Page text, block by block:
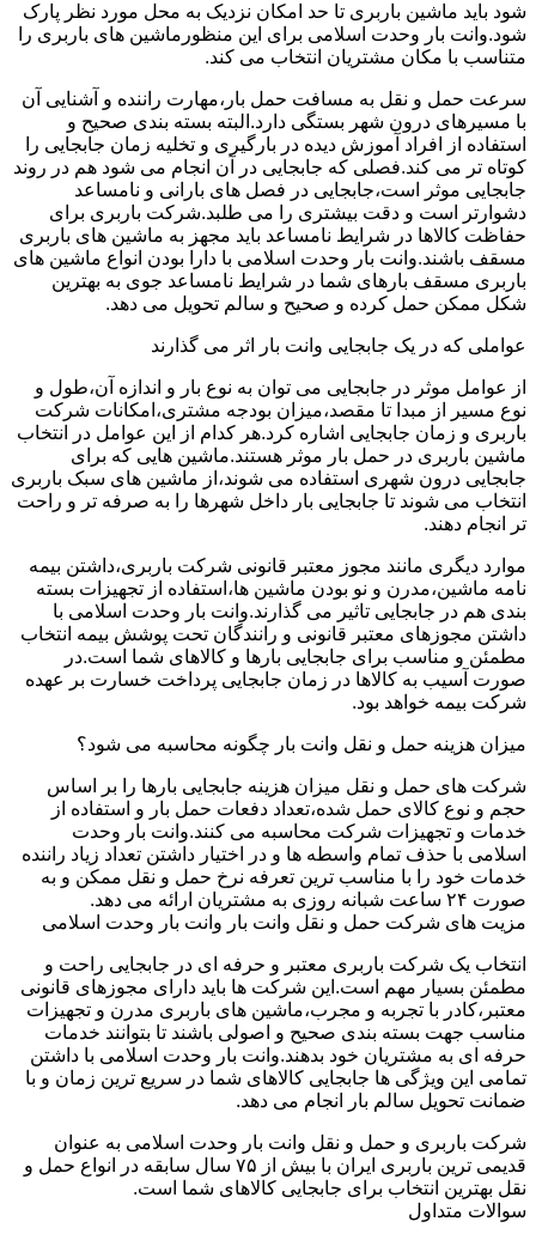
شود باید ماشین باربری تا حد امکان نزدیک به محل مورد نظر پارک
شود.وانت بار وحدت اسلامی برای این منظورماشین های باربری را
متناسب با مکان مشتریان انتخاب می کند.
سرعت حمل و نقل به مسافت حمل بار،مهارت راننده و آشنایی آن
با مسیرهای درون شهر بستگی دارد.البته بسته بندی صحیح و
استفاده از افراد آموزش دیده در بارگیری و تخلیه زمان جابجایی را
کوتاه تر می کند.فصلی که جابجایی در آن انجام می شود هم در روند
جابجایی موثر است،جابجایی در فصل های بارانی و نامساعد
دشوارتر است و دقت بیشتری را می طلبد.شرکت باربری برای
حفاظت کالاها در شرایط نامساعد باید مجهز به ماشین های باربری
مسقف باشند.وانت بار وحدت اسلامی با دارا بودن انواع ماشین های
باربری مسقف بارهای شما در شرایط نامساعد جوی به بهترین
شکل ممکن حمل کرده و صحیح و سالم تحویل می دهد.
عواملی که در یک جابجایی وانت بار اثر می گذارند
از عوامل موثر در جابجایی می توان به نوع بار و اندازه آن،طول و
نوع مسیر از مبدا تا مقصد،میزان بودجه مشتری،امکانات شرکت
باربری و زمان جابجایی اشاره کرد.هر کدام از این عوامل در انتخاب
ماشین باربری در حمل بار موثر هستند.ماشین هایی که برای
جابجایی درون شهری استفاده می شوند،از ماشین های سبک باربری
انتخاب می شوند تا جابجایی بار داخل شهرها را به صرفه تر و راحت
تر انجام دهند.
موارد دیگری مانند مجوز معتبر قانونی شرکت باربری،داشتن بیمه
نامه ماشین،مدرن و نو بودن ماشین ها،استفاده از تجهیزات بسته
بندی هم در جابجایی تاثیر می گذارند.وانت بار وحدت اسلامی با
داشتن مجوزهای معتبر قانونی و رانندگان تحت پوشش بیمه انتخاب
مطمئن و مناسب برای جابجایی بارها و کالاهای شما است.در
صورت آسیب به کالاها در زمان جابجایی پرداخت خسارت بر عهده
شرکت بیمه خواهد بود.
میزان هزینه حمل و نقل وانت بار چگونه محاسبه می شود؟
شرکت های حمل و نقل میزان هزینه جابجایی بارها را بر اساس
حجم و نوع کالای حمل شده،تعداد دفعات حمل بار و استفاده از
خدمات و تجهیزات شرکت محاسبه می کنند.وانت بار وحدت
اسلامی با حذف تمام واسطه ها و در اختیار داشتن تعداد زیاد راننده
خدمات خود را با مناسب ترین تعرفه نرخ حمل و نقل ممکن و به
صورت ۲۴ ساعت شبانه روزی به مشتریان ارائه می دهد.
مزیت های شرکت حمل و نقل وانت بار وانت بار وحدت اسلامی
انتخاب یک شرکت باربری معتبر و حرفه ای در جابجایی راحت و
مطمئن بسیار مهم است.این شرکت ها باید دارای مجوزهای قانونی
معتبر،کادر با تجربه و مجرب،ماشین های باربری مدرن و تجهیزات
مناسب جهت بسته بندی صحیح و اصولی باشند تا بتوانند خدمات
حرفه ای به مشتریان خود بدهند.وانت بار وحدت اسلامی با داشتن
تمامی این ویژگی ها جابجایی کالاهای شما در سریع ترین زمان و با
ضمانت تحویل سالم بار انجام می دهد.
شرکت باربری و حمل و نقل وانت بار وحدت اسلامی به عنوان
قدیمی ترین باربری ایران با بیش از ۷۵ سال سابقه در انواع حمل و
نقل بهترین انتخاب برای جابجایی کالاهای شما است.
سوالات متداول